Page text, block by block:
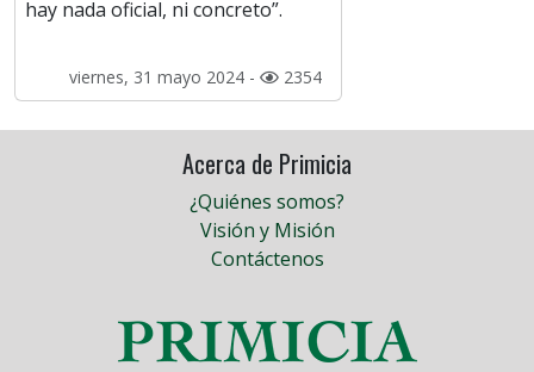
hay nada oficial, ni concreto”.
viernes, 31 mayo 2024 - 2354
Acerca de Primicia
¿Quiénes somos?
Visión y Misión
Contáctenos